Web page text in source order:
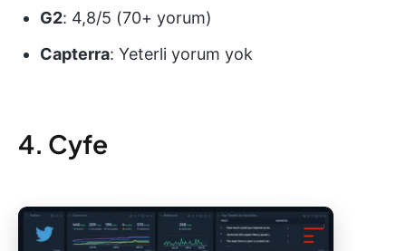
G2: 4,8/5 (70+ yorum)
Capterra: Yeterli yorum yok
4. Cyfe